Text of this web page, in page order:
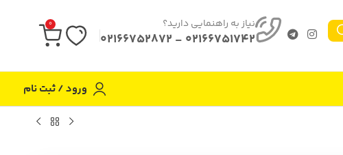
نیاز به راهنمایی دارید؟
02166751742 - 02166752872
0
ورود / ثبت نام